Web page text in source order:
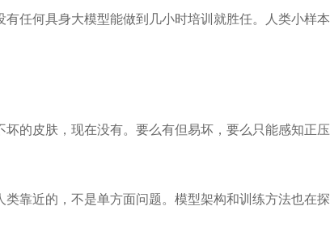
任何具身大模型能做到几小时培训就胜任。人类小样本
的皮肤，现在没有。要么有但易坏，要么只能感知正压
靠近的，不是单方面问题。模型架构和训练方法也在探